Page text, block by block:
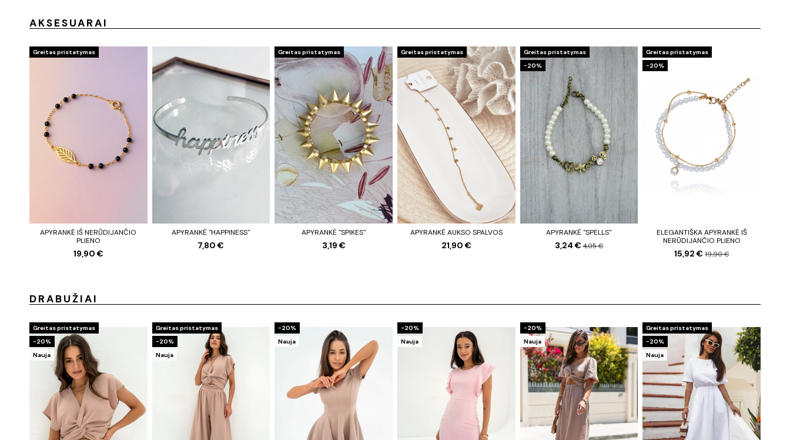
AKSESUARAI
Greitas pristatymas
APYRANKĖ IŠ NERŪDIJANČIO
PLIENO
19,90 €
APYRANKĖ "HAPPINESS"
7,80 €
Greitas pristatymas
APYRANKĖ "SPIKES"
3,19 €
Greitas pristatymas
APYRANKĖ AUKSO SPALVOS
21,90 €
Greitas pristatymas
−20%
APYRANKĖ "SPELLS"
3,24 € 4,05 €
Greitas pristatymas
−20%
ELEGANTIŠKA APYRANKĖ IŠ
NERŪDIJANČIO PLIENO
15,92 €19,90 €
DRABUŽIAI
Greitas pristatymas
−20%
Nauja
Greitas pristatymas
−20%
Nauja
−20%
Nauja
−20%
Nauja
−20%
Nauja
Greitas pristatymas
−20%
Nauja